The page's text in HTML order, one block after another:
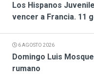
Los Hispanos
vencer a Francia. 11
6 AGOSTO 2026
Domingo Luis
rumano